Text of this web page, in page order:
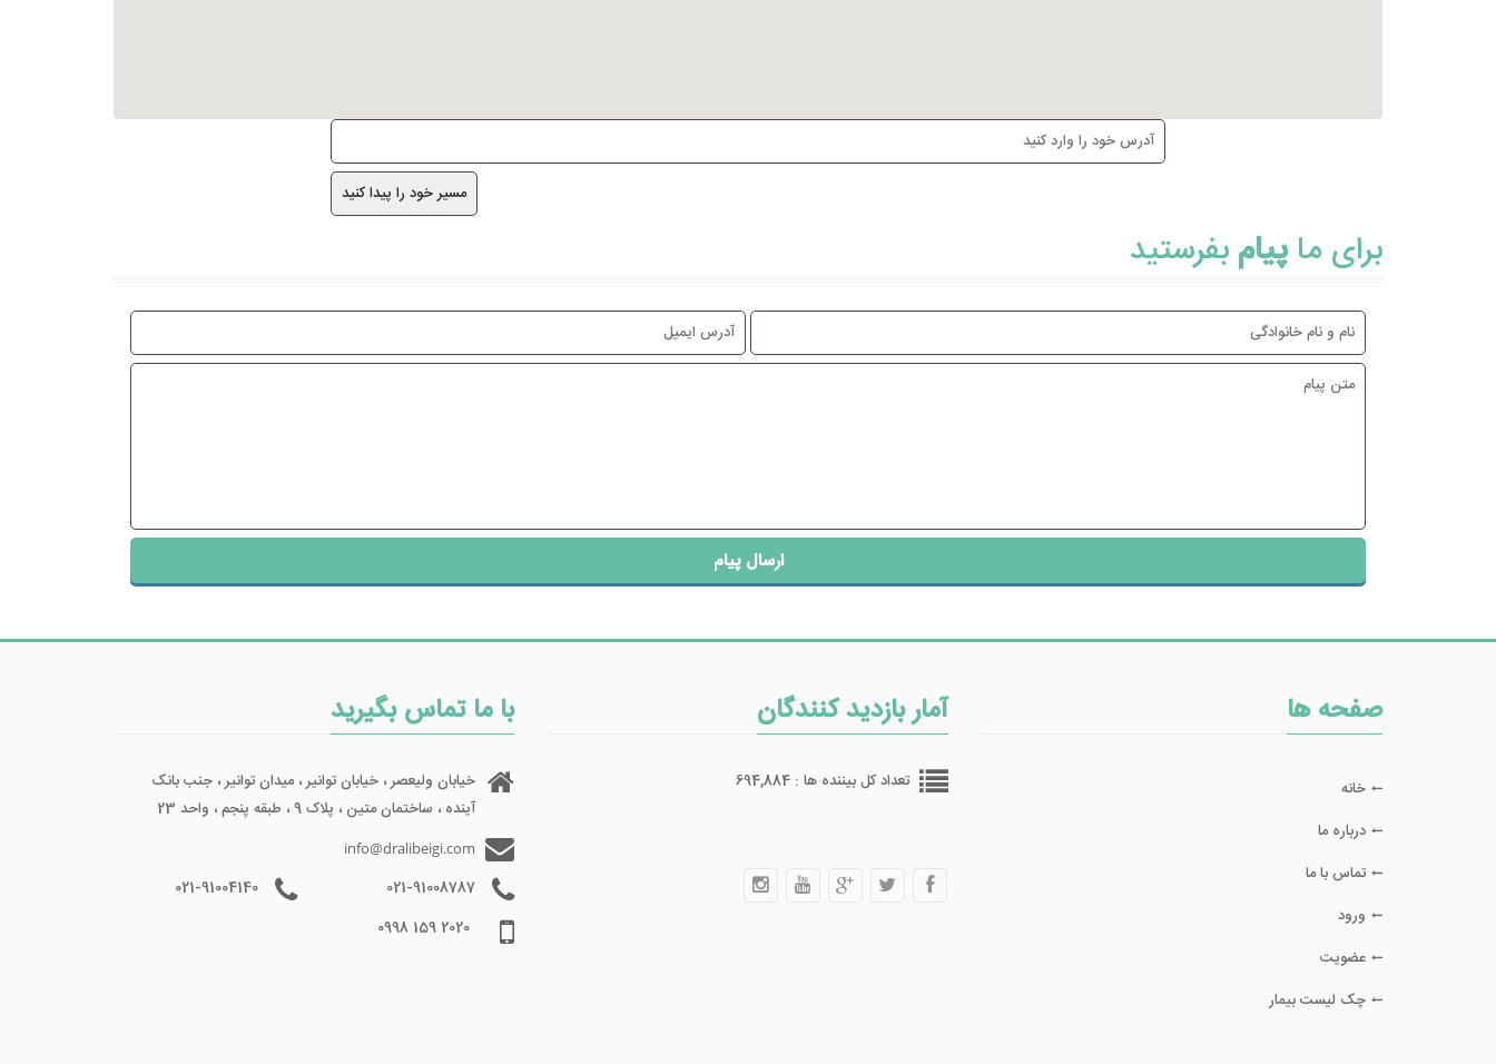
برای ماپیامبفرستید
صفحه ها
خانه
درباره ما
تماس با ما
ورود
عضویت
چک لیست بیمار
آمار بازدید کنندگان
تعداد کل بیننده ها : 694,884
با ما تماس بگیرید
خیابان ولیعصر ، خیابان توانیر ، میدان توانیر ، جنب بانک
آینده ، ساختمان متین ، پلاک 9 ، طبقه پنجم ، واحد 23
info@dralibeigi.com
021-91008787
021-91004140
2020 159 0998